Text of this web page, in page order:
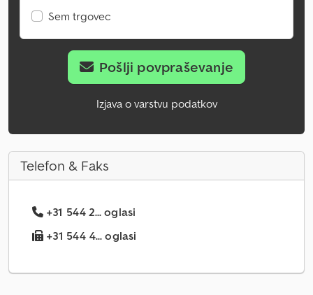
Sem trgovec
Pošlji povpraševanje
Izjava o varstvu podatkov
Telefon & Faks
+31 544 2... oglasi
+31 544 4... oglasi